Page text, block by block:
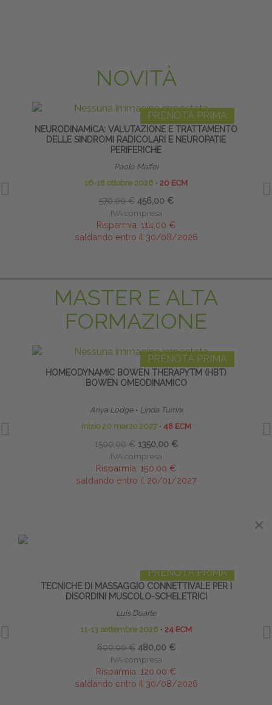
NOVITÀ
PRENOTA PRIMA
NEURODINAMICA: VALUTAZIONE E TRATTAMENTO
DELLE SINDROMI RADICOLARI E NEUROPATIE
PERIFERICHE
Paolo Maffei
16-18 ottobre 2026 ∙ 20 ECM
570,00 € 456,00 €
IVA compresa
Risparmia: 114,00 €
saldando entro il 30/08/2026
MASTER E ALTA
FORMAZIONE
PRENOTA PRIMA
HOMEODYNAMIC BOWEN THERAPYTM (HBT)
BOWEN OMEODINAMICO
Ariya Lodge ∙ Linda Turrini
inizio 20 marzo 2027 ∙ 48 ECM
1500,00 € 1350,00 €
IVA compresa
Risparmia: 150,00 €
saldando entro il 20/01/2027
PRENOTA PRIMA
TECNICHE DI MASSAGGIO CONNETTIVALE PER I
DISORDINI MUSCOLO-SCHELETRICI
Luis Duarte
11-13 settembre 2026 ∙ 24 ECM
600,00 € 480,00 €
IVA compresa
Risparmia: 120,00 €
saldando entro il 30/08/2026
×
×